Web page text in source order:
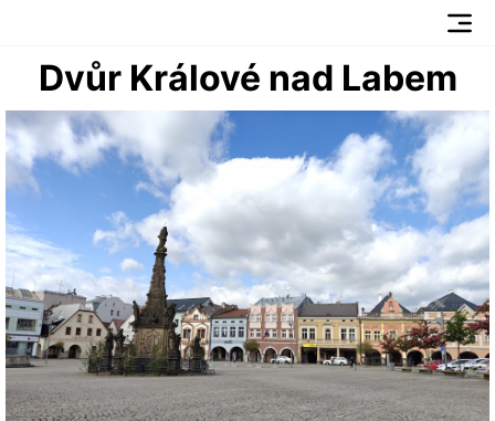
Dvůr Králové nad Labem